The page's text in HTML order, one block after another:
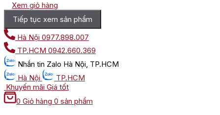
Xem giỏ hàng
Tiếp tục xem sản phẩm
Hà Nội 0977.898.007
TP.HCM 0942.660.369
Nhắn tin Zalo Hà Nội, TP.HCM
Hà Nội
TP.HCM
Khuyến mãi Giá tốt
0 Giỏ hàng 0 sản phẩm